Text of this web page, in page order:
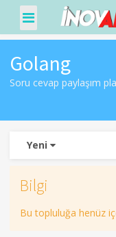
Golang
Soru cevap paylaşım
Yeni
Bilgi
Bu topluluğa henüz